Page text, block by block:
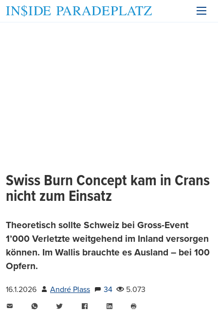
Swiss Burn Concept kam in Crans
nicht zum Einsatz
Theoretisch sollte Schweiz bei Gross-Event
1’000 Verletzte weitgehend im Inland versorgen
können. Im Wallis brauchte es Ausland – bei 100
Opfern.
16.1.2026 André Plass 34
5.073
WhatsAppTwitter FacebookLinkedIn